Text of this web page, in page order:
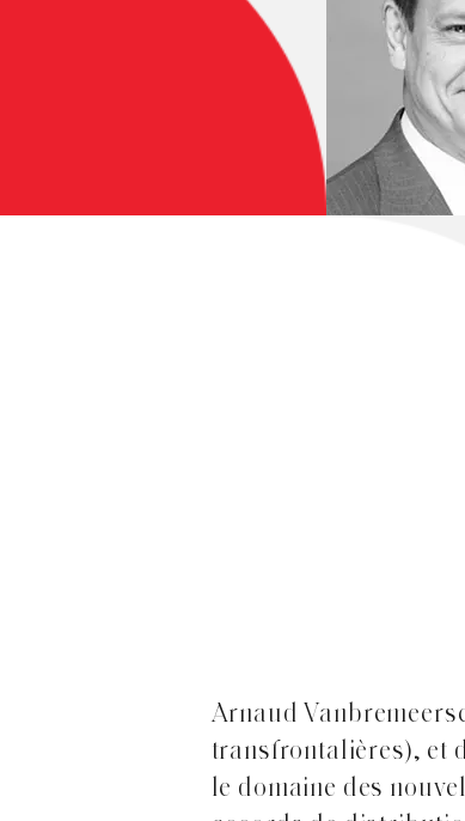
Arnaud
transfrontalières), et
le domaine des